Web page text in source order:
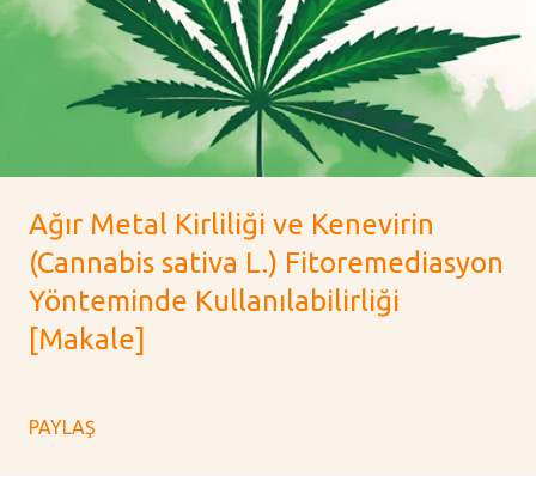
Ağır Metal Kirliliği ve Kenevirin
(Cannabis sativa L.) Fitoremediasyon
Yönteminde Kullanılabilirliği
[Makale]
PAYLAŞ